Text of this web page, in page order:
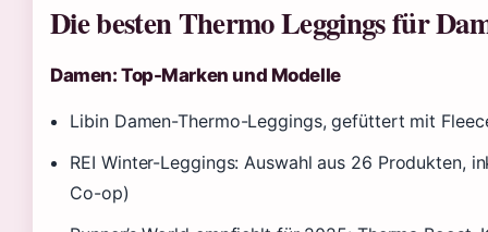
Die besten Thermo Leggings für
Damen: Top-Marken und Modelle
Libin Damen-Thermo-Leggings, gefüttert mit
REI Winter-Leggings: Auswahl aus 26 Produkten,
Co-op)